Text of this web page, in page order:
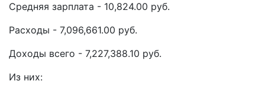
Средняя зарплата - 10,824.00 руб.
Расходы - 7,096,661.00 руб.
Доходы всего - 7,227,388.10 руб.
Из них: